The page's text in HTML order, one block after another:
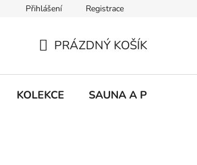
údajůPřihlášení Registrace
KOŠÍK
PRÁZDNÝ KOŠÍK
KOLEKCE SAUNA A PLÁŽ